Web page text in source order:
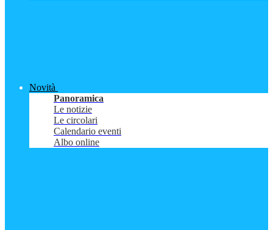
Novità
Panoramica
Le notizie
Le circolari
Calendario eventi
Albo online